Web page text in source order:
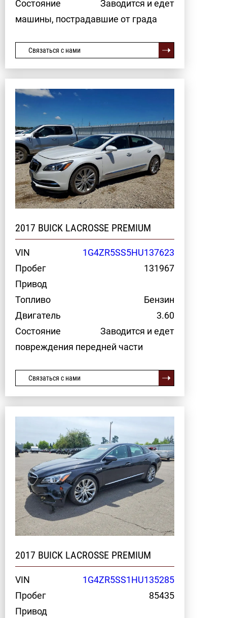
Состояние
Заводится и едет
машины, пострадавшие от града
Связаться с нами
2017 BUICK LACROSSE PREMIUM
VIN
1G4ZR5SS5HU137623
Пробег
131967
Привод
Топливо
Бензин
Двигатель
3.60
Состояние
Заводится и едет
повреждения передней части
Связаться с нами
2017 BUICK LACROSSE PREMIUM
VIN
1G4ZR5SS1HU135285
Пробег
85435
Привод